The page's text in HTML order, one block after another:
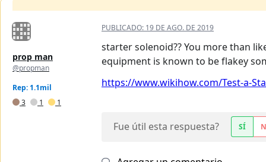
prop man
@propman
Rep: 1.1mil
3
1 1
PUBLICADO: 19 DE AGO. DE 2019
starter solenoid?? You more than
equipment is known to be flakey
https://www.wikihow.com/Test-a-
Fue útil esta respuesta? SÍ